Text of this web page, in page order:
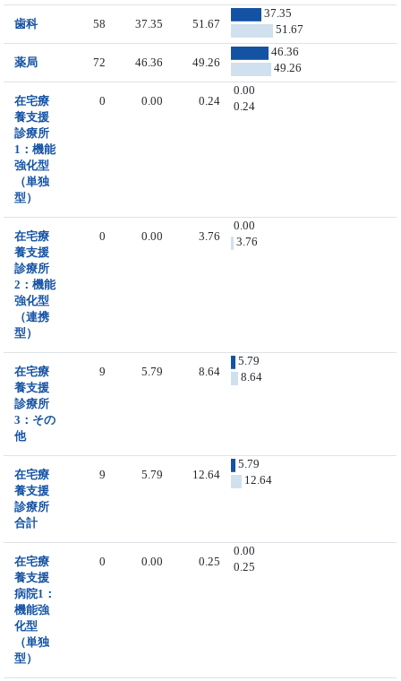
歯科 58 37.35 51.67
37.35
51.67
薬局 72 46.36 49.26
46.36
49.26
在宅療
養支援
診療所
1：機能
強化型
（単独
型）
0 0.00 0.24
0.00
0.24
在宅療
養支援
診療所
2：機能
強化型
（連携
型）
0 0.00 3.76
0.00
3.76
在宅療
養支援
診療所
3：その
他
9 5.79 8.64
5.79
8.64
在宅療
養支援
診療所
合計
9 5.79 12.64
5.79
12.64
在宅療
養支援
病院1：
機能強
化型
（単独
型）
0 0.00 0.25
0.00
0.25